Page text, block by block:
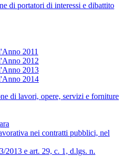
di portatori di interessi e dibattito
2011
2012
2013
2014
di lavori, opere, servizi e forniture
nei contratti pubblici, nel
2013 e art. 29, c. 1, d.lgs. n.